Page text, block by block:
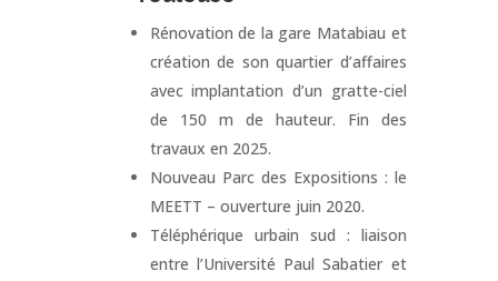
Rénovation de la gare Matabiau et
création de son quartier d’affaires
avec implantation d’un gratte-ciel
de 150 m de hauteur. Fin des
travaux en 2025.
Nouveau Parc des Expositions : le
MEETT – ouverture juin 2020.
Téléphérique urbain sud : liaison
entre l’Université Paul Sabatier et